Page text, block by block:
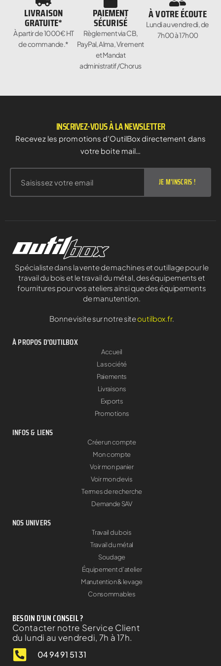
LIVRAISON
GRATUITE*
À partir de 1000€ HT
de commande.*
PAIEMENT
SÉCURISÉ
Règlement via CB,
PayPal, Alma, Virement
et Mandat
administratif/Chorus
À VOTRE ÉCOUTE
Lundi au vendredi, de
7h00 à 17h00
INSCRIVEZ-VOUS À LA NEWSLETTER
Recevez les promotions d’OutilBox directement dans
votre boite mail…
JE M'INSCRIS !
Spécialiste dans la vente de machines et outillage pour le
travail du bois et le travail du métal, des équipements et
fournitures pour vos ateliers ainsi que des équipements
de manutention.
Bonne visite sur notre siteoutilbox.fr.
À PROPOS D'OUTILBOX
Accueil
La société
Paiements
Livraisons
Exports
Promotions
INFOS & LIENS
Créer un compte
Mon compte
Voir mon panier
Voir mon devis
Termes de recherche
Demande SAV
NOS UNIVERS
Travail du bois
Travail du métal
Soudage
Équipement d'atelier
Manutention & levage
Consommables
BESOIN D'UN CONSEIL ?
Contacter notre Service Client
du lundi au vendredi, 7h à 17h.
04 94 91 51 31